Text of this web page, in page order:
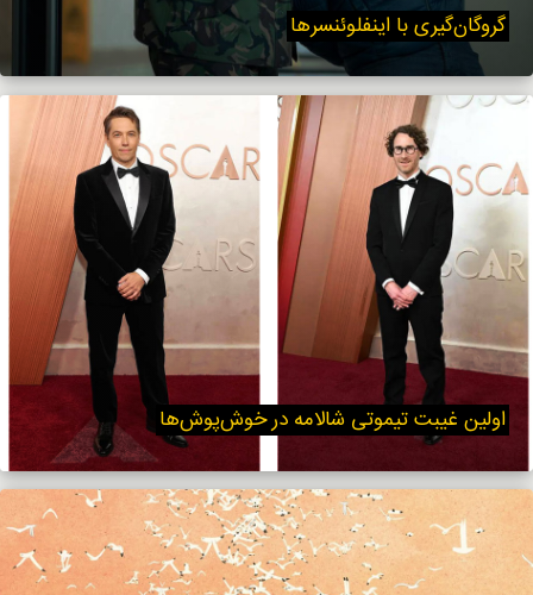
گروگان‌گیری با اینفلوئنسرها
اولین غیبت تیموتی شالامه در خوش‌پوش‌ها